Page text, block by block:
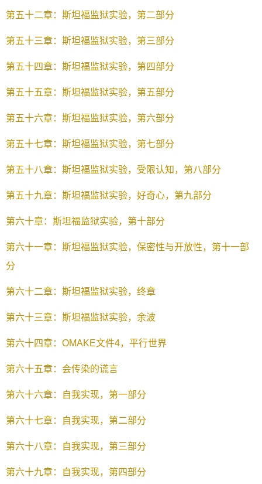
第五十二章：斯坦福监狱实验，第二部分
第五十三章：斯坦福监狱实验，第三部分
第五十四章：斯坦福监狱实验，第四部分
第五十五章：斯坦福监狱实验，第五部分
第五十六章：斯坦福监狱实验，第六部分
第五十七章：斯坦福监狱实验，第七部分
第五十八章：斯坦福监狱实验，受限认知，第八部分
第五十九章：斯坦福监狱实验，好奇心，第九部分
第六十章：斯坦福监狱实验，第十部分
第六十一章：斯坦福监狱实验，保密性与开放性，第十一部
分
第六十二章：斯坦福监狱实验，终章
第六十三章：斯坦福监狱实验，余波
第六十四章：OMAKE文件4，平行世界
第六十五章：会传染的谎言
第六十六章：自我实现，第一部分
第六十七章：自我实现，第二部分
第六十八章：自我实现，第三部分
第六十九章：自我实现，第四部分